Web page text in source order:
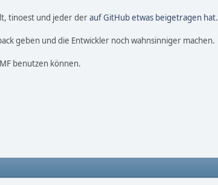
tinoest und jeder derauf GitHub etwas beigetragen hat.
geben und die Entwickler noch wahnsinniger machen.
benutzen können.